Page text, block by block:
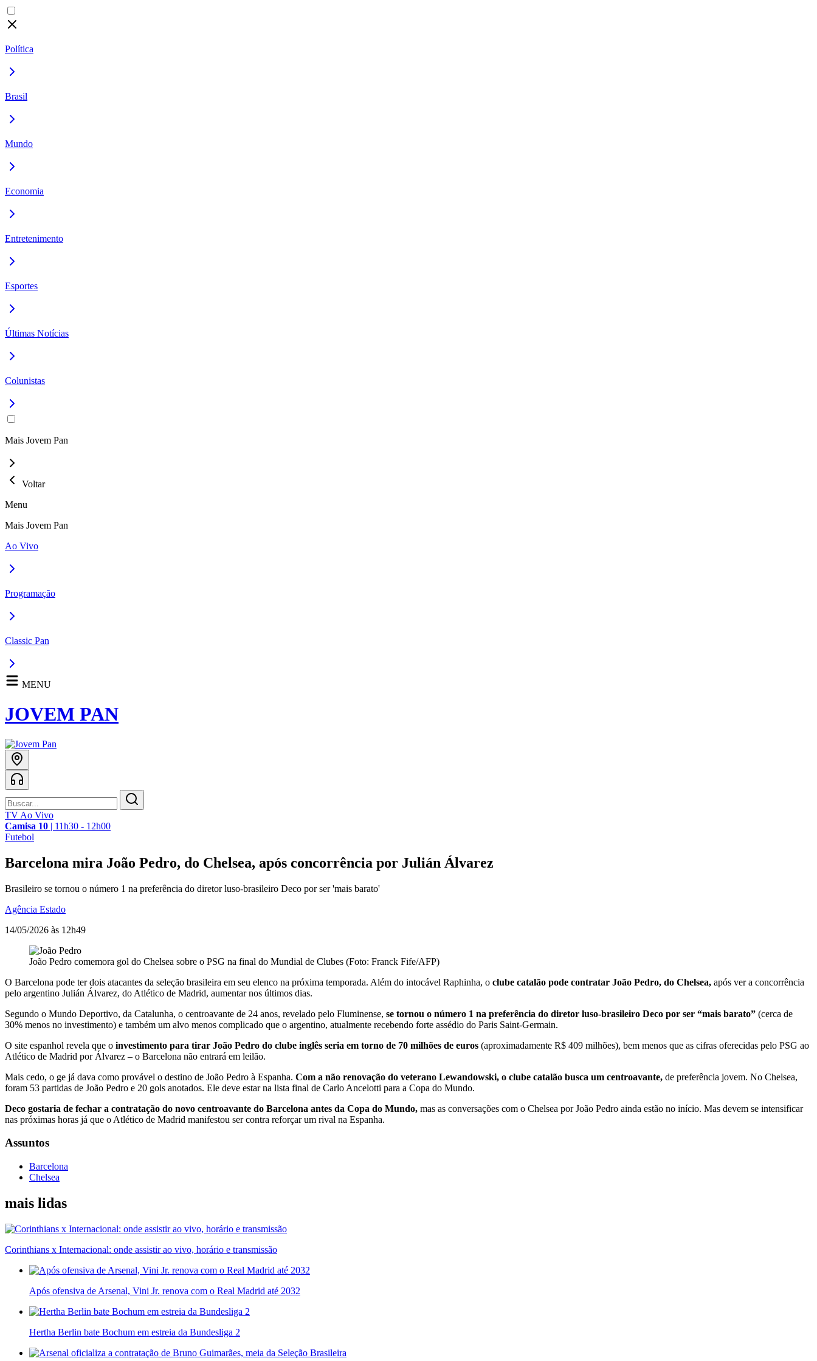
Política
Brasil
Mundo
Economia
Entretenimento
Esportes
Últimas Notícias
Colunistas
Mais Jovem Pan
Voltar
Menu
Mais Jovem Pan
Ao Vivo
Programação
Classic Pan
MENU
JOVEM PAN
TV Ao Vivo
Camisa 10 | 11h30 - 12h00
Futebol
Barcelona mira João Pedro, do Chelsea, após concorrência por Julián Álvarez
Brasileiro se tornou o número 1 na preferência do diretor luso-brasileiro Deco por ser 'mais barato'
Agência Estado
14/05/2026 às 12h49
João Pedro comemora gol do Chelsea sobre o PSG na final do Mundial de Clubes (Foto: Franck Fife/AFP)
O Barcelona pode ter dois atacantes da seleção brasileira em seu elenco na próxima temporada. Além do intocável Raphinha, o clube catalão pode contratar João Pedro, do Chelsea, após ver a concorrência
pelo argentino Julián Álvarez, do Atlético de Madrid, aumentar nos últimos dias.
Segundo o Mundo Deportivo, da Catalunha, o centroavante de 24 anos, revelado pelo Fluminense, se tornou o número 1 na preferência do diretor luso-brasileiro Deco por ser “mais barato” (cerca de
30% menos no investimento) e também um alvo menos complicado que o argentino, atualmente recebendo forte assédio do Paris Saint-Germain.
O site espanhol revela que o investimento para tirar João Pedro do clube inglês seria em torno de 70 milhões de euros (aproximadamente R$ 409 milhões), bem menos que as cifras oferecidas pelo PSG ao
Atlético de Madrid por Álvarez – o Barcelona não entrará em leilão.
Mais cedo, o ge já dava como provável o destino de João Pedro à Espanha. Com a não renovação do veterano Lewandowski, o clube catalão busca um centroavante, de preferência jovem. No Chelsea,
foram 53 partidas de João Pedro e 20 gols anotados. Ele deve estar na lista final de Carlo Ancelotti para a Copa do Mundo.
Deco gostaria de fechar a contratação do novo centroavante do Barcelona antes da Copa do Mundo, mas as conversações com o Chelsea por João Pedro ainda estão no início. Mas devem se intensificar
nas próximas horas já que o Atlético de Madrid manifestou ser contra reforçar um rival na Espanha.
Assuntos
Barcelona
Chelsea
mais lidas
Corinthians x Internacional: onde assistir ao vivo, horário e transmissão
Após ofensiva de Arsenal, Vini Jr. renova com o Real Madrid até 2032
Hertha Berlin bate Bochum em estreia da Bundesliga 2